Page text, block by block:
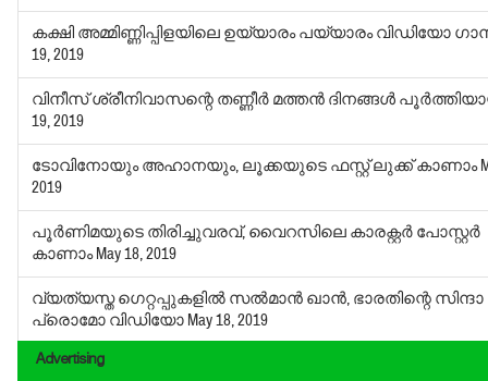
കക്ഷി അമ്മിണ്ണിപ്പിളയിലെ ഉയ്യാരം പയ്യാരം വിഡിയോ
19, 2019
വിനീസ് ശ്രീനിവാസന്റെ തണ്ണീര്‍ മത്തന്‍ ദിനങ്ങള്‍
19, 2019
ടോവിനോയും അഹാനയും, ലൂക്കയുടെ ഫസ്റ്റ് ലുക്ക് കാണാം
2019
പൂര്‍ണിമയുടെ തിരിച്ചുവരവ്, വൈറസിലെ കാരക്റ്റര്‍ പോസ്റ്റര്‍
കാണാംMay 18, 2019
വ്യത്യസ്ത ഗെറ്റപ്പുകളില്‍ സല്‍മാന്‍ ഖാന്‍, ഭാരതിന്റെ
പ്രൊമോ വിഡിയോ May 18, 2019
Advertising